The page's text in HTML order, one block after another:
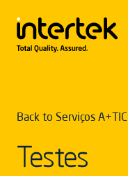
Back to Serviços A+TIC
Testes